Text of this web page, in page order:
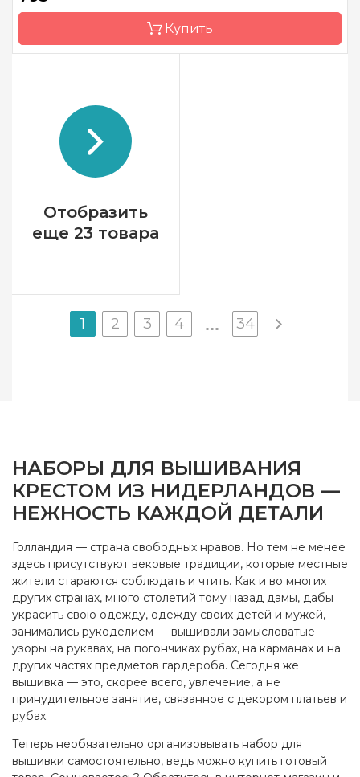
Канва
Купить
Страна-производитель
Размер
Отобразить
еще 23 товара
1 2 3 4 ... 34
НАБОРЫ ДЛЯ ВЫШИВАНИЯ
КРЕСТОМ ИЗ НИДЕРЛАНДОВ —
НЕЖНОСТЬ КАЖДОЙ ДЕТАЛИ
Голландия — страна свободных нравов. Но тем не менее
здесь присутствуют вековые традиции, которые местные
жители стараются соблюдать и чтить. Как и во многих
других странах, много столетий тому назад дамы, дабы
украсить свою одежду, одежду своих детей и мужей,
занимались рукоделием — вышивали замысловатые
узоры на рукавах, на погончиках рубах, на карманах и на
других частях предметов гардероба. Сегодня же
вышивка — это, скорее всего, увлечение, а не
принудительное занятие, связанное с декором платьев и
рубах.
Теперь необязательно организовывать набор для
вышивки самостоятельно, ведь можно купить готовый